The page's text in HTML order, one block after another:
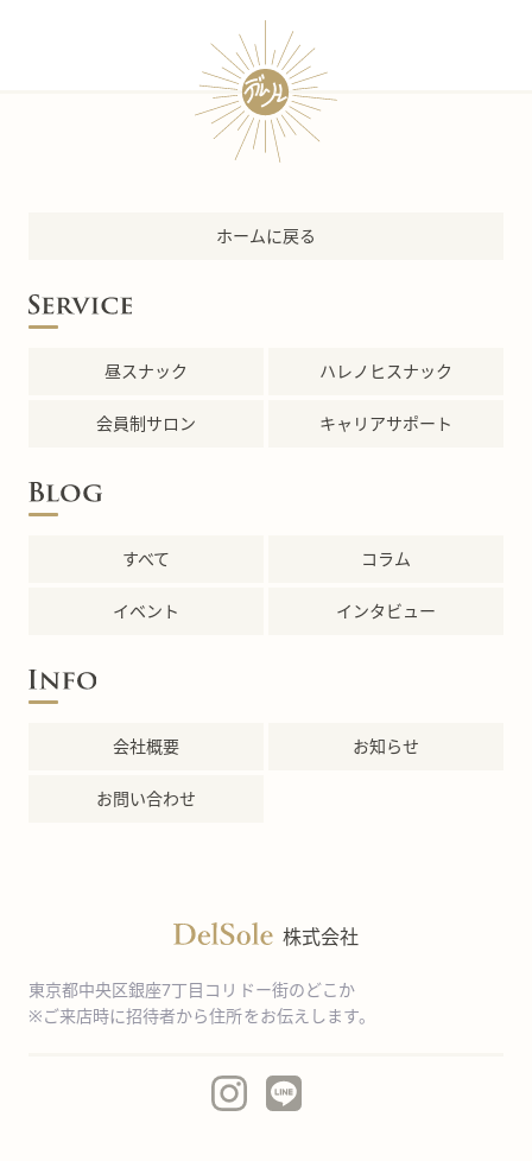
ホームに戻る
昼スナック ハレノヒスナック
会員制サロン キャリアサポート
すべて コラム
イベント インタビュー
会社概要 お知らせ
お問い合わせ
株式会社
東京都中央区銀座7丁目コリドー街のどこか
※ご来店時に招待者から住所をお伝えします。